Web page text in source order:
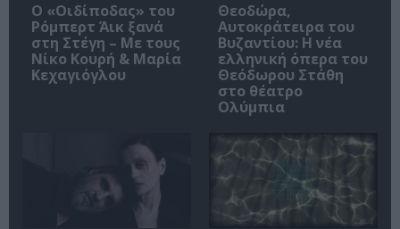
O «Οιδίποδας» του
Ρόμπερτ Άικ ξανά
στη Στέγη – Με τους
Νίκο Κουρή & Μαρία
Κεχαγιόγλου
Θεοδώρα,
Αυτοκράτειρα του
Βυζαντίου: Η νέα
ελληνική όπερα του
Θεόδωρου Στάθη
στο θέατρο
Ολύμπια